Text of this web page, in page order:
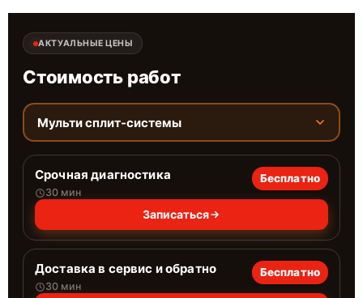
АКТУАЛЬНЫЕ ЦЕНЫ
Стоимость работ
Мульти сплит-системы
Срочная диагностика
30 мин
Бесплатно
Записаться
Доставка в сервис и обратно
30 мин
Бесплатно